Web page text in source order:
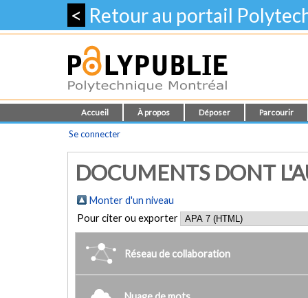
< Retour au portail
Accueil À propos Déposer Parcourir
Se connecter
DOCUMENTS DONT
Monter d'un niveau
Pour citer ou exporter
Réseau de collaboration